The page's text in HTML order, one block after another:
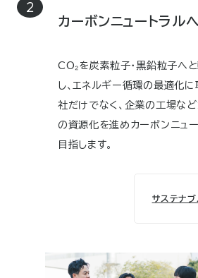
カーボンニュートラル
CO₂を炭素粒子・黒鉛粒子へ
し、エネルギー循環の最適化に
社だけでなく、企業の工場な
の資源化を進めカーボンニュ
目指します。
サステナ